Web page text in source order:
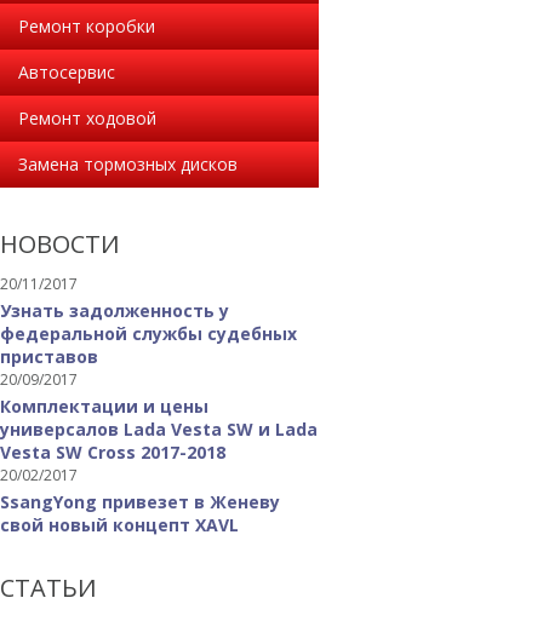
Ремонт коробки
Автосервис
Ремонт ходовой
Замена тормозных дисков
НОВОСТИ
20/11/2017
Узнать задолженность у
федеральной службы судебных
приставов
20/09/2017
Комплектации и цены
универсалов Lada Vesta SW и Lada
Vesta SW Cross 2017-2018
20/02/2017
SsangYong привезет в Женеву
свой новый концепт XAVL
СТАТЬИ